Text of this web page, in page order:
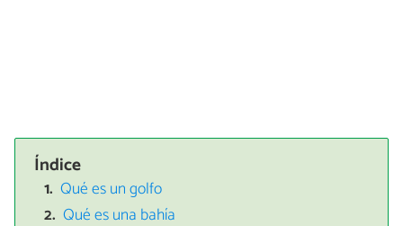
Índice
Qué es un golfo
Qué es una bahía